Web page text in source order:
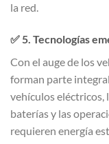
la red.
✅5. Tecnologías
Con el auge de los
forman parte
vehículos eléctricos,
baterías y las
requieren energía